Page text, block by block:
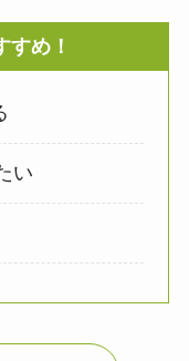
すめ！
い